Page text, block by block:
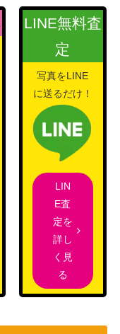
Wizards
2,000
Wizards
（カルロフ
邸殺人事
700
ート）
（アヴァシ
800
LINE無料査
定
写真をLINE
に送るだけ！
LIN
E査
定を
詳し
く見
る